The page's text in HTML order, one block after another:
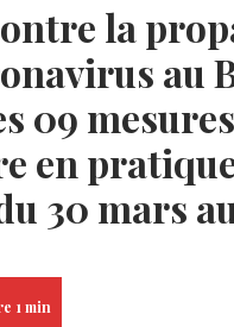
la
au
09
en
30 mars